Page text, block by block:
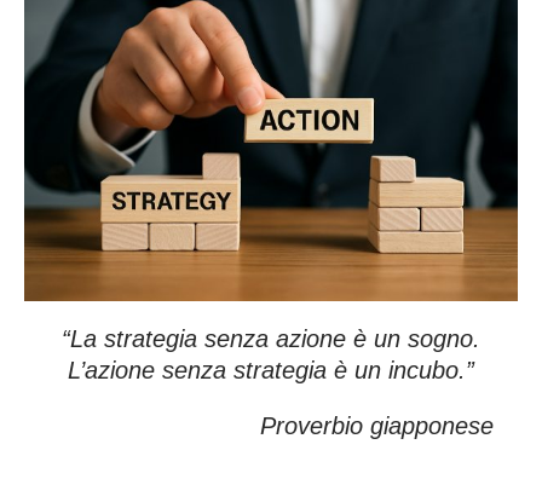
“La strategia senza azione è un sogno.
L’azione senza strategia è un incubo.”
Proverbio giapponese